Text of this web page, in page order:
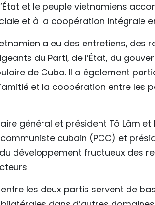
et le peuple vietnamiens
et à la coopération intégrale
a eu des entretiens, des
du Parti, de l’État, du
de Cuba. Il a également
et la coopération entre les
général et président Tô Lâm et
cubain (PCC) et
développement fructueux des
les deux partis servent de